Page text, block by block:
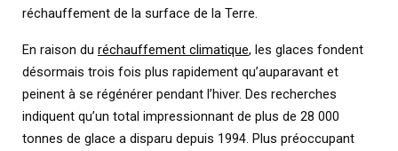
réchauffement de la surface de la Terre.
En raison du réchauffement climatique, les glaces fondent
désormais trois fois plus rapidement qu’auparavant et
peinent à se régénérer pendant l’hiver. Des recherches
indiquent qu’un total impressionnant de plus de 28 000
tonnes de glace a disparu depuis 1994. Plus préoccupant